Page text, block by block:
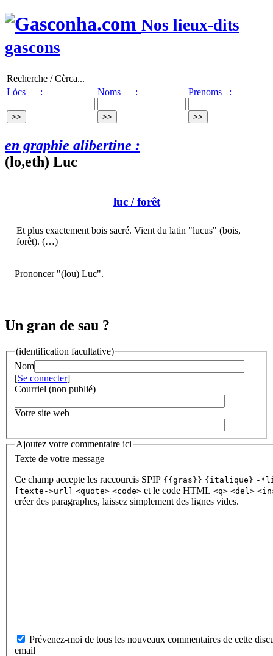
Nos lieux-dits
gascons
Recherche / Cèrca...
Lòcs :
Noms : Prenoms :
en graphie alibertine :
(lo,eth) Luc
luc/ forêt
Et plus exactement bois sacré. Vient du latin "lucus" (bois,
forêt). (…)
Prononcer "(lou) Luc".
Un gran de sau ?
(identification facultative)
Nom
[Se connecter]
Courriel (non publié)
Votre site web
Ajoutez votre commentaire ici
Texte de votre message
Ce champ accepte les raccourcis SPIP {{gras}} {italique} -
[texte->url] <quote> <code> et le code HTML <q> <del>
créer des paragraphes, laissez simplement des lignes vides.
Prévenez-moi de tous les nouveaux commentaires de cette
email